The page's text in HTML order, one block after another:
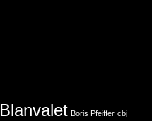
Blanvalet Boris Pfeiffer cbj